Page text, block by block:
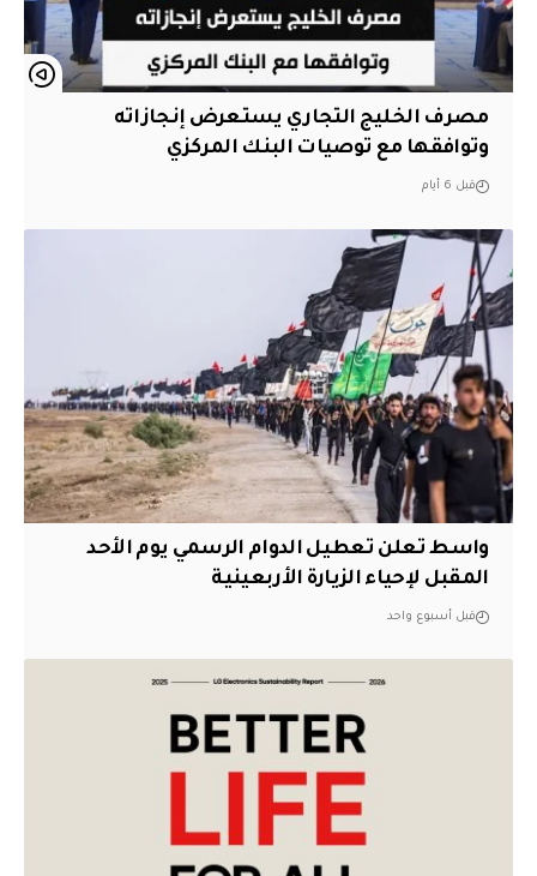
مصرف الخليج التجاري يستعرض إنجازاته
وتوافقها مع توصيات البنك المركزي
قبل 6 أيام
واسط تعلن تعطيل الدوام الرسمي يوم الأحد
المقبل لإحياء الزيارة الأربعينية
قبل أسبوع واحد